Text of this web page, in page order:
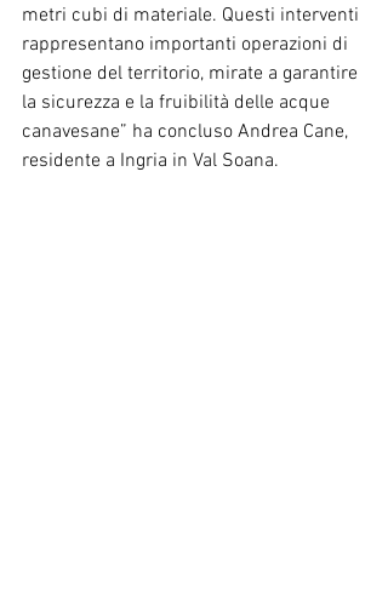
metri cubi di materiale. Questi interventi
rappresentano importanti operazioni di
gestione del territorio, mirate a garantire
la sicurezza e la fruibilità delle acque
canavesane” ha concluso Andrea Cane,
residente a Ingria in Val Soana.